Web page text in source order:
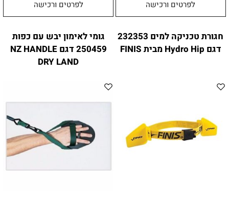
לפרטים ורכישה לפרטים ורכישה
חגורת טכניקה למים 232353
דגם Hydro Hip מבית FINIS
גומי לאימון יבש עם כפות
250459 דגם NZ HANDLE
DRY LAND